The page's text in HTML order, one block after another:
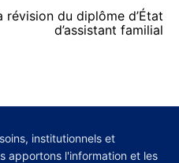
du diplôme d’État
d’assistant familial
institutionnels et
apportons l'information et les